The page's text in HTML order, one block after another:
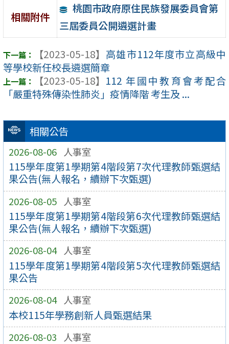
相關公告
2026-08-06 人事室
115學年度第1學期第4階段第7次代理教師甄選結
果公告(無人報名，續辦下次甄選)
2026-08-05 人事室
115學年度第1學期第4階段第6次代理教師甄選結
果公告(無人報名，續辦下次甄選)
2026-08-04 人事室
115學年度第1學期第4階段第5次代理教師甄選結
果公告
2026-08-04 人事室
本校115年學務創新人員甄選結果
2026-08-03 人事室
相關附件
桃園市政府原住民族發展委員會第
三屆委員公開遴選計畫
【2023-05-18】 高雄市112年度市立高級中
等學校新任校長遴選簡章
【2023-05-18】 112 年國中教育會考配合
「嚴重特殊傳染性肺炎」疫情降階 考生及 ...